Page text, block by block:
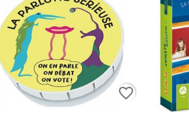
favorite_border